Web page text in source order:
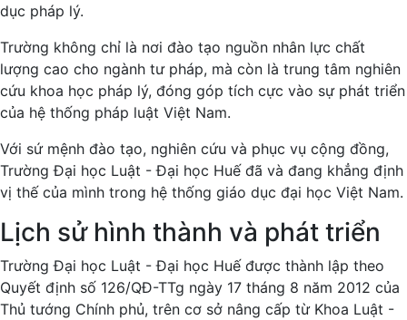
dục pháp lý.
Trường không chỉ là nơi đào tạo nguồn nhân lực chất
lượng cao cho ngành tư pháp, mà còn là trung tâm nghiên
cứu khoa học pháp lý, đóng góp tích cực vào sự phát triển
của hệ thống pháp luật Việt Nam.
Với sứ mệnh đào tạo, nghiên cứu và phục vụ cộng đồng,
Trường Đại học Luật - Đại học Huế đã và đang khẳng định
vị thế của mình trong hệ thống giáo dục đại học Việt Nam.
Lịch sử hình thành và phát triển
Trường Đại học Luật - Đại học Huế được thành lập theo
Quyết định số 126/QĐ-TTg ngày 17 tháng 8 năm 2012 của
Thủ tướng Chính phủ, trên cơ sở nâng cấp từ Khoa Luật -